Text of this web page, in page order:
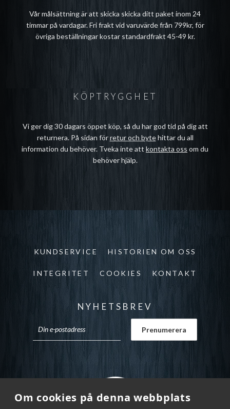
Om cookies på denna webbplats
Vår målsättning är att skicka skicka ditt paket inom 24
timmar på vardagar. Fri frakt vid varuvärde från 799kr, för
övriga beställningar kostar standardfrakt 45-49 kr.
KÖPTRYGGHET
Vi ger dig 30 dagars öppet köp, så du har god tid på dig att
returnera. På sidan förretur och bytehittar du all
information du behöver. Tveka inte att kontakta oss om du
behöver hjälp.
KUNDSERVICE HISTORIEN OM OSS
INTEGRITET COOKIES KONTAKT
NYHETSBREV